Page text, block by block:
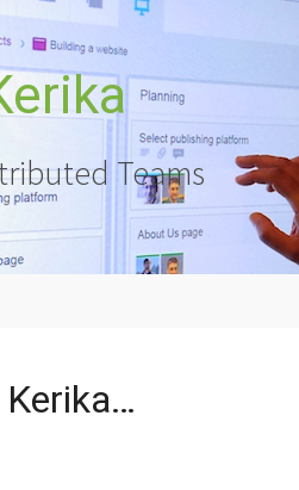
Teams
Kerika…